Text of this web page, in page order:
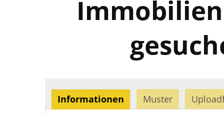
Informationen Muster